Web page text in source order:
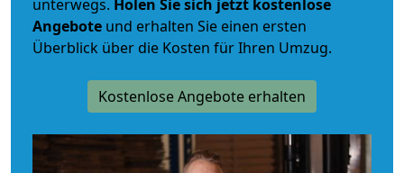
unterwegs. Holen Sie sich jetzt kostenlose
Angebote und erhalten Sie einen ersten
Überblick über die Kosten für Ihren Umzug.
Kostenlose Angebote erhalten